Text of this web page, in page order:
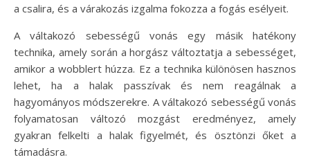
a csalira, és a várakozás izgalma fokozza a fogás esélyeit.
A váltakozó sebességű vonás egy másik hatékony
technika, amely során a horgász változtatja a sebességet,
amikor a wobblert húzza. Ez a technika különösen hasznos
lehet, ha a halak passzívak és nem reagálnak a
hagyományos módszerekre. A váltakozó sebességű vonás
folyamatosan változó mozgást eredményez, amely
gyakran felkelti a halak figyelmét, és ösztönzi őket a
támadásra.